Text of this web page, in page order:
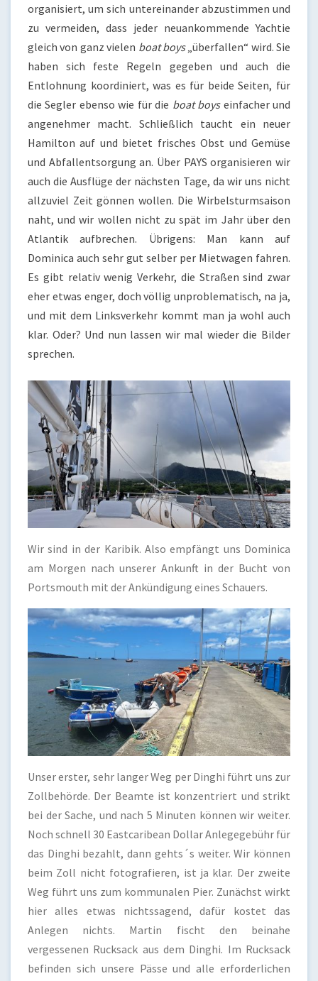
organisiert, um sich untereinander abzustimmen und
zu vermeiden, dass jeder neuankommende Yachtie
gleich von ganz vielen boat boys„überfallen“ wird. Sie
haben sich feste Regeln gegeben und auch die
Entlohnung koordiniert, was es für beide Seiten, für
die Segler ebenso wie für die boat boyseinfacher und
angenehmer macht. Schließlich taucht ein neuer
Hamilton auf und bietet frisches Obst und Gemüse
und Abfallentsorgung an. Über PAYS organisieren wir
auch die Ausflüge der nächsten Tage, da wir uns nicht
allzuviel Zeit gönnen wollen. Die Wirbelsturmsaison
naht, und wir wollen nicht zu spät im Jahr über den
Atlantik aufbrechen. Übrigens: Man kann auf
Dominica auch sehr gut selber per Mietwagen fahren.
Es gibt relativ wenig Verkehr, die Straßen sind zwar
eher etwas enger, doch völlig unproblematisch, na ja,
und mit dem Linksverkehr kommt man ja wohl auch
klar. Oder? Und nun lassen wir mal wieder die Bilder
sprechen.
Wir sind in der Karibik. Also empfängt uns Dominica
am Morgen nach unserer Ankunft in der Bucht von
Portsmouth mit der Ankündigung eines Schauers.
Unser erster, sehr langer Weg per Dinghi führt uns zur
Zollbehörde. Der Beamte ist konzentriert und strikt
bei der Sache, und nach 5 Minuten können wir weiter.
Noch schnell 30 Eastcaribean Dollar Anlegegebühr für
das Dinghi bezahlt, dann gehts´s weiter. Wir können
beim Zoll nicht fotografieren, ist ja klar. Der zweite
Weg führt uns zum kommunalen Pier. Zunächst wirkt
hier alles etwas nichtssagend, dafür kostet das
Anlegen nichts. Martin fischt den beinahe
vergessenen Rucksack aus dem Dinghi. Im Rucksack
befinden sich unsere Pässe und alle erforderlichen